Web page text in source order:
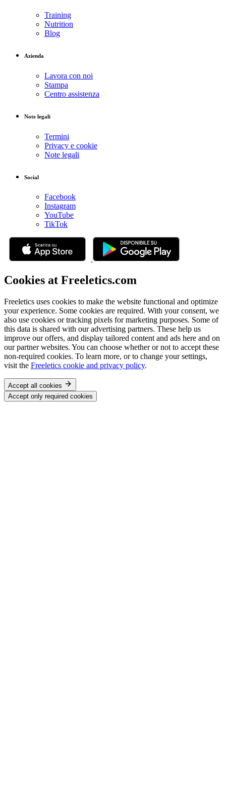
Training
Nutrition
Blog
Azienda
Lavora con noi
Stampa
Centro assistenza
Note legali
Termini
Privacy e cookie
Note legali
Social
Facebook
Instagram
YouTube
TikTok
Cookies at Freeletics.com
Freeletics uses cookies to make the website functional and optimize
your experience. Some cookies are required. With your consent, we
also use cookies or tracking pixels for marketing purposes. Some of
this data is shared with our advertising partners. These help us
improve our offers, and display tailored content and ads here and on
our partner websites. You can choose whether or not to accept these
non-required cookies. To learn more, or to change your settings,
visit the Freeletics cookie and privacy policy.
Accept all cookies
Accept only required cookies